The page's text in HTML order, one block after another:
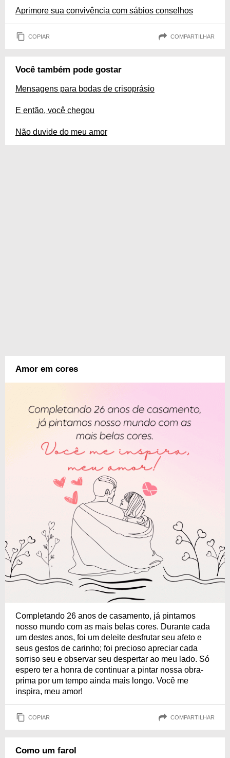
Aprimore sua convivência com sábios conselhos
COPIAR COMPARTILHAR
Você também pode gostar
Mensagens para bodas de crisoprásio
E então, você chegou
Não duvide do meu amor
Amor em cores
Completando 26 anos de casamento, já pintamos
nosso mundo com as mais belas cores. Durante cada
um destes anos, foi um deleite desfrutar seu afeto e
seus gestos de carinho; foi precioso apreciar cada
sorriso seu e observar seu despertar ao meu lado. Só
espero ter a honra de continuar a pintar nossa obra-
prima por um tempo ainda mais longo. Você me
inspira, meu amor!
COPIAR COMPARTILHAR
Como um farol